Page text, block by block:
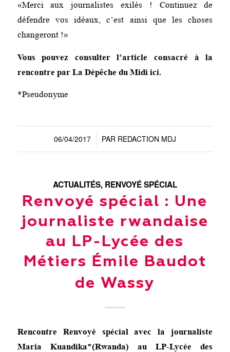
«Merci aux journalistes exilés ! Continuez de
défendre vos idéaux, c’est ainsi que les choses
changeront !»
Vous pouvez consulter l’article consacré à la
rencontre par La Dépêche du Midi ici.
*Pseudonyme
06/04/2017
/ PAR REDACTION MDJ
ACTUALITÉS, RENVOYÉ SPÉCIAL
Renvoyé spécial : Une
journaliste rwandaise
au LP-Lycée des
Métiers Émile Baudot
de Wassy
Rencontre Renvoyé spécial avec la journaliste
Maria Kuandika*(Rwanda) au LP-Lycée des